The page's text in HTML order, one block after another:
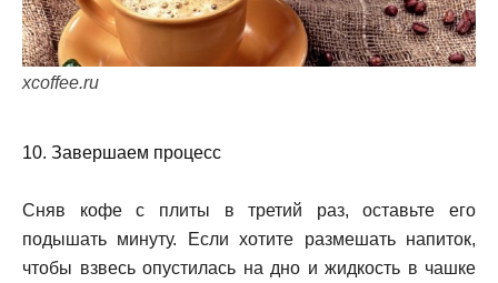
xcoffee.ru
10. Завершаем процесс
Сняв кофе с плиты в третий раз, оставьте его
подышать минуту. Если хотите размешать напиток,
чтобы взвесь опустилась на дно и жидкость в чашке